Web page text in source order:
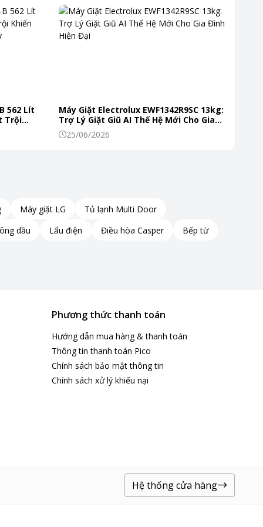
562 Lít
Trội
Ngày
Máy Giặt Electrolux EWF1342R9SC 13kg:
Trợ Lý Giặt Giũ AI Thế Hệ Mới Cho Gia
Đình Hiện Đại
25/06/2026
Máy giặt LG
Tủ lạnh Multi Door
dầu Lẩu điện Điều hòa Casper
Bếp từ
Phương thức thanh toán
Hướng dẫn mua hàng & thanh toán
Thông tin thanh toán Pico
Chính sách bảo mật thông tin
Chính sách xử lý khiếu nại
Hệ thống cửa hàng